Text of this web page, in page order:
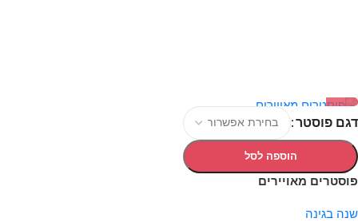
דגם פוסטר
הוספה לסל
פוסטרים מאויירים
שנה בגינה